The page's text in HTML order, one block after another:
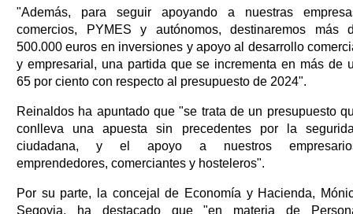
"Además, para seguir apoyando a nuestras
comercios, PYMES y autónomos, destinaremos más
500.000 euros en inversiones y apoyo al desarrollo
y empresarial, una partida que se incrementa en más de
65 por ciento con respecto al presupuesto de 2024".
Reinaldos ha apuntado que "se trata de un presupuesto
conlleva una apuesta sin precedentes por la
ciudadana, y el apoyo a nuestros
emprendedores, comerciantes y hosteleros".
Por su parte, la concejal de Economía y Hacienda,
Segovia, ha destacado que "en materia de